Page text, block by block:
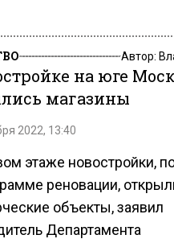
Автор:
на юге
магазины
2022, 13:40
этаже новостройки,
реновации,
объекты, заявил
Департамента